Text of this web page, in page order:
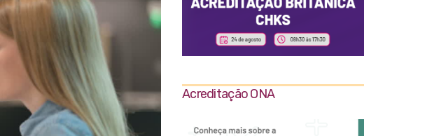
Acreditação ONA